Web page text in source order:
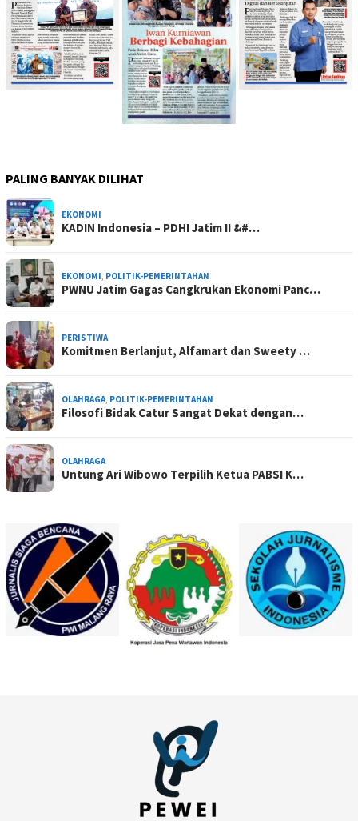
PALING BANYAK DILIHAT
EKONOMI
KADIN Indonesia – PDHI Jatim II &#…
EKONOMI POLITIK-PEMERINTAHAN
PWNU Jatim Gagas Cangkrukan Ekonomi Panc…
PERISTIWA
Komitmen Berlanjut, Alfamart dan Sweety …
OLAHRAGA POLITIK-PEMERINTAHAN
Filosofi Bidak Catur Sangat Dekat dengan…
OLAHRAGA
Untung Ari Wibowo Terpilih Ketua PABSI K…